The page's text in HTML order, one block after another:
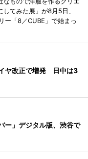
てみた展」が8月5日、
ー「8／CUBE」で始まっ
ヤ改正で増発 日中は3
ー」デジタル版、渋谷で